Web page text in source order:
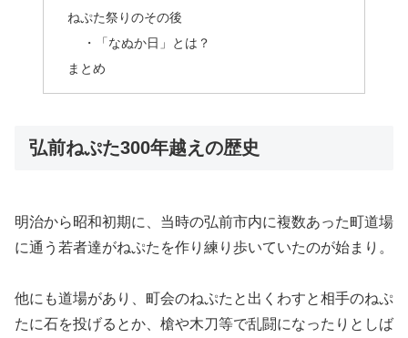
ねぷた祭りのその後
・「なぬか日」とは？
まとめ
弘前ねぷた300年越えの歴史
明治から昭和初期に、当時の弘前市内に複数あった町道場
に通う若者達がねぷたを作り練り歩いていたのが始まり。
他にも道場があり、町会のねぷたと出くわすと相手のねぷ
たに石を投げるとか、槍や木刀等で乱闘になったりとしば